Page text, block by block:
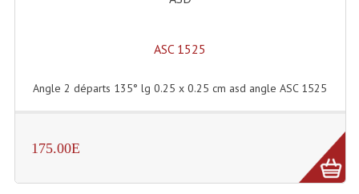
Microphones Filaires
Micro Sans Fil HF VHF 200MHZ
Microphones De Surface
ASC 1525
Angle 2 départs 135° lg 0.25 x 0.25 cm asd angle ASC 1525
175.00E